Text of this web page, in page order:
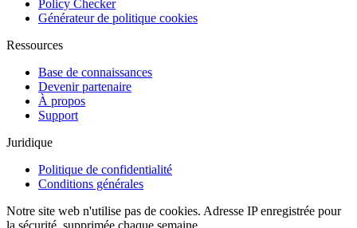
Policy Checker
Générateur de politique cookies
Ressources
Base de connaissances
Devenir partenaire
À propos
Support
Juridique
Politique de confidentialité
Conditions générales
Notre site web n'utilise pas de cookies. Adresse IP enregistrée pour